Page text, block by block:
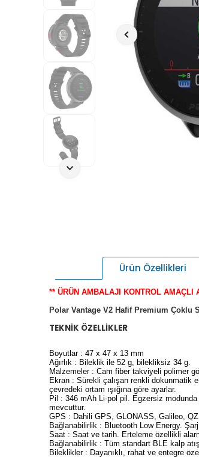
Ürün Özellikleri
** ÜRÜN AMBALAJI KONTROL AMAÇLI
Polar Vantage V2 Hafif Premium Çoklu
TEKNİK ÖZELLİKLER
Boyutlar : 47 x 47 x 13 mm
Ağırlık : Bileklik ile 52 g, bilekliksiz 34 g.
Malzemeler : Cam fiber takviyeli polimer
Ekran : Sürekli çalışan renkli dokunmatik
çevredeki ortam ışığına göre ayarlar.
Pil : 346 mAh Li-pol pil. Egzersiz
mevcuttur.
GPS : Dahili GPS, GLONASS, Galileo,
Bağlanabilirlik : Bluetooth Low Energy.
Saat : Saat ve tarih. Erteleme özellikli
Bağlanabilirlik : Tüm standart BLE kalp
Bileklikler : Dayanıklı, rahat ve entegre